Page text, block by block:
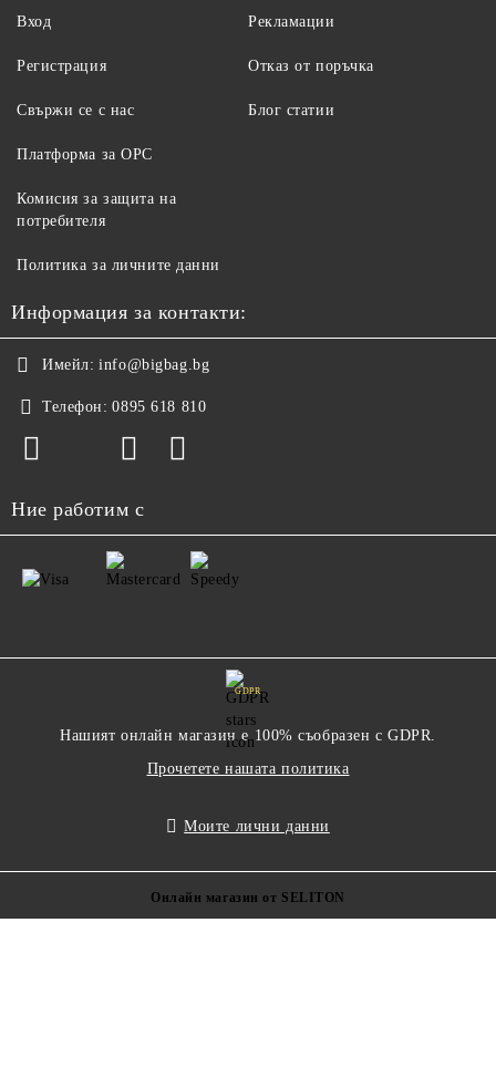
Вход
Регистрация
Свържи се с нас
Рекламации
Отказ от поръчка
Блог статии
Платформа за ОРС
Комисия за защита на
потребителя
Политика за личните данни
Информация за контакти:
Имейл: info@bigbag.bg
Телефон: 0895 618 810
Ние работим с
GDPR
Нашият онлайн магазин е 100% съобразен с GDPR.
Прочетете нашата политика
Моите лични данни
Онлайн магазин от SELITON